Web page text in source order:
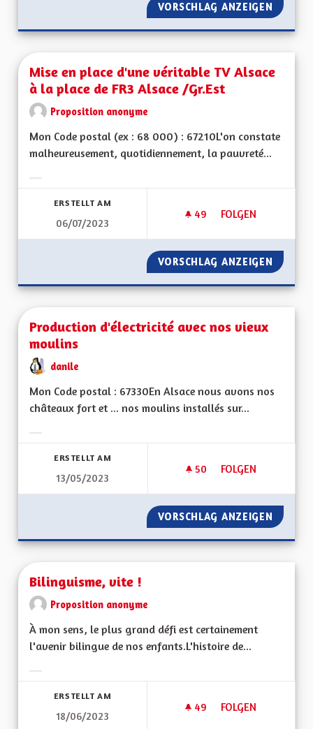
VORSCHLAG ANZEIGEN
Mise en place d'une véritable TV Alsace
à la place de FR3 Alsace /Gr.Est
Proposition anonyme
Mon Code postal (ex : 68 000) : 67210L'on constate
malheureusement, quotidiennement, la pauvreté...
ERSTELLT AM
06/07/2023
49 49 FOLLOWER
FOLGEN
MISE EN PLACE
VORSCHLAG ANZEIGEN MISE
Production d'électricité avec nos vieux
moulins
danile
Mon Code postal : 67330En Alsace nous avons nos
châteaux fort et ... nos moulins installés sur...
ERSTELLT AM
13/05/2023
50 50 FOLLOWER
FOLGEN
PRODUCTION
VORSCHLAG ANZEIGEN
Bilinguisme, vite !
Proposition anonyme
À mon sens, le plus grand défi est certainement
l'avenir bilingue de nos enfants.L'histoire de...
ERSTELLT AM
18/06/2023
49 49 FOLLOWER
FOLGEN
BILINGUISME, VITE !